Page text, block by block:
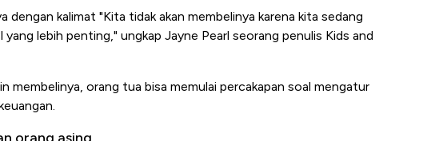
dengan kalimat "Kita tidak akan membelinya karena kita sedang
lebih penting," ungkap Jayne Pearl seorang penulis Kids and
membelinya, orang tua bisa memulai percakapan soal mengatur